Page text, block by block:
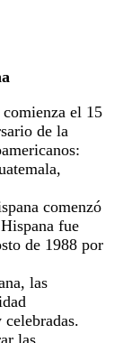
el 15
de la
comenzó
fue
de 1988 por
las
las